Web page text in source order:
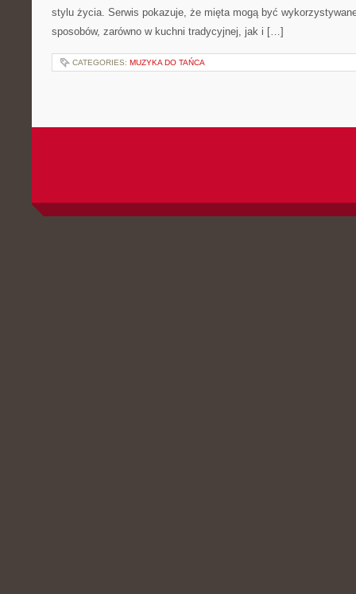
stylu życia. Serwis pokazuje, że mięta mogą być
sposobów, zarówno w kuchni tradycyjnej, jak i […]
CATEGORIES: MUZYKA DO TAŃCA